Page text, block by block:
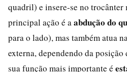
quadril) e insere-se no trocânter
principal ação é a abdução do
para o lado), mas também atua
externa, dependendo da
sua função mais importante é